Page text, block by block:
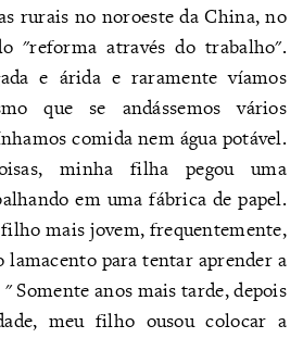
rurais no noroeste da China, no
"reforma através do trabalho".
e árida e raramente víamos
que se andássemos vários
comida nem água potável.
minha filha pegou uma
em uma fábrica de papel.
mais jovem, frequentemente,
lamacento para tentar aprender a
Somente anos mais tarde, depois
meu filho ousou colocar a